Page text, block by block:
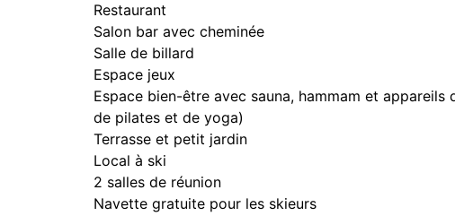
Restaurant
Salon bar avec cheminée
Salle de billard
Espace jeux
Espace bien-être avec sauna, hammam et
de pilates et de yoga)
Terrasse et petit jardin
Local à ski
2 salles de réunion
Navette gratuite pour les skieurs